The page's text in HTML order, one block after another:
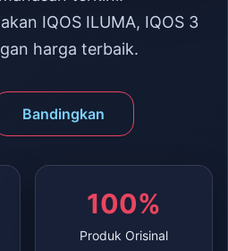
IQOS ILUMA, IQOS 3
harga terbaik.
Bandingkan
100%
Produk Orisinal